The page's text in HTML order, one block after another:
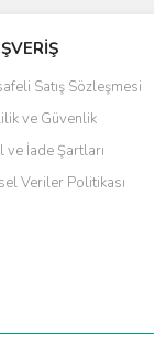
görüntülenemiyor.
bulunuyor.
pahalı.
olmalı.
Satış Sözleşmesi
ve Güvenlik
ve İade Şartları
Veriler Politikası